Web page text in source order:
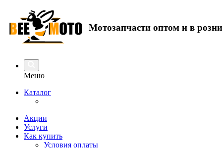
Мотозапчасти оптом и в
Меню
Каталог
Акции
Услуги
Как купить
Условия оплаты